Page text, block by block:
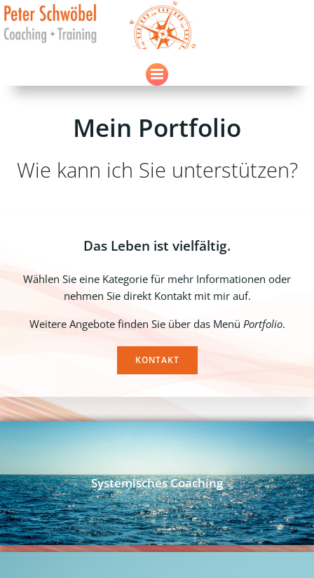
Zum
Inhalt
springen
Mein Portfolio
Wie kann ich Sie unterstützen?
Das Leben ist vielfältig.
Wählen Sie eine Kategorie für mehr Informationen oder
nehmen Sie direkt Kontakt mit mir auf.
Weitere Angebote finden Sie über das Menü Portfolio.
KONTAKT
Systemisches Coaching